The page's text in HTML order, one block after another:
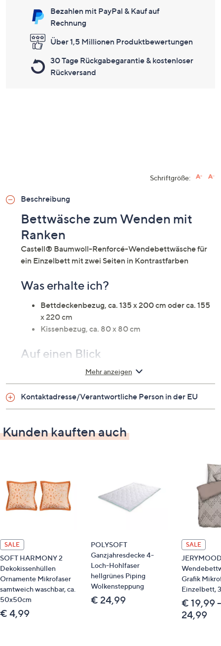
Bezahlen mit PayPal & Kauf auf
Rechnung
Über 1,5 Millionen Produktbewertungen
30 Tage Rückgabegarantie & kostenloser
Rückversand
Schriftgröße:
Beschreibung
Bettwäsche zum Wenden mit
Ranken
Castell® Baumwoll-Renforcé-Wendebettwäsche für
ein Einzelbett mit zwei Seiten in Kontrastfarben
Was erhalte ich?
Bettdeckenbezug, ca. 135 x 200 cm oder ca. 155
x 220 cm
Kissenbezug, ca. 80 x 80 cm
Auf einen Blick
Wendebettwäsche für ein Einzelbett
Baumwoll Renforcé
Design Vorderseite: Ranken
Design Rückseite: Ranken (Kontrastfarbe)
atmungsaktiv
Material
100 % Baumwolle/ Renforcé, gewebt
Maschinenwäsche
Identifikationsnummer
GTIN: 4053855486297
Passende Produkte
Mehr anzeigen
Kontaktadresse/Verantwortliche Person in der EU
Kunden kauften auch
SALE
SOFT HARMONY 2
Dekokissenhüllen
Ornamente Mikrofaser
samtweich waschbar, ca.
50x50cm
€ 4,99
POLYSOFT
Ganzjahresdecke 4-
Loch-Hohlfaser
hellgrünes Piping
Wolkensteppung
€ 24,99
SALE
Grafik
Einzelbett,
€ 19,99
24,99